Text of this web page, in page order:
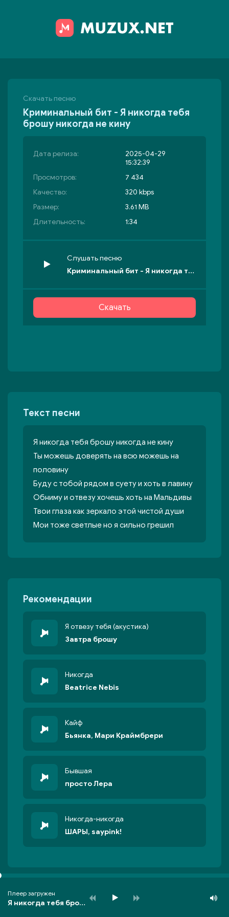
Скачать песню
Криминальный бит - Я никогда тебя
брошу никогда не кину
Дата релиза:
2025-04-29
15:32:39
Просмотров:
7 434
Качество:
320 kbps
Размер:
3.61 MB
Длительность:
1:34
Слушать песню
Криминальный бит - Я никогда тебя брошу никогда не кину
Скачать
Текст песни
Я никогда тебя брошу никогда не кину
Ты можешь доверять на всю можешь на
половину
Буду с тобой рядом в суету и хоть в лавину
Обниму и отвезу хочешь хоть на Мальдивы
Твои глаза как зеркало этой чистой души
Мои тоже светлые но я сильно грешил
Рекомендации
Я отвезу тебя (акустика)
Завтра брошу
Никогда
Beatrice Nebis
Кайф
Бьянка, Мари Краймбрери
Бывшая
просто Лера
Никогда-никогда
ШАРЫ, saypink!
Плеер загружен
Я никогда тебя брошу никогда не кину